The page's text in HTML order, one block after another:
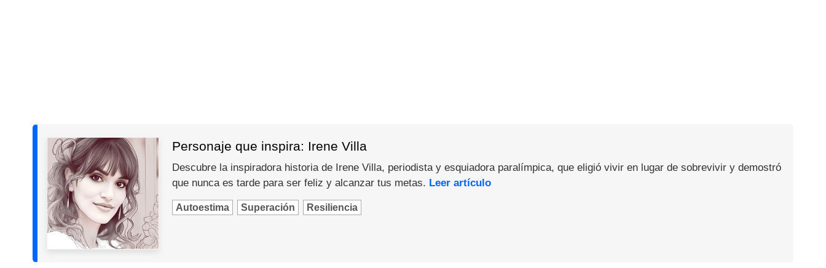
Personaje que inspira: Irene Villa
Descubre la inspiradora historia de Irene Villa, periodista y esquiadora paralímpica, que eligió vivir en lugar de sobrevivir y demostró
que nunca es tarde para ser feliz y alcanzar tus metas. Leer artículo
Autoestima Superación Resiliencia